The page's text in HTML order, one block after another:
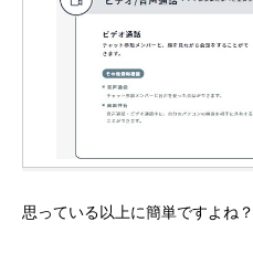
思っている以上に簡単ですよね？